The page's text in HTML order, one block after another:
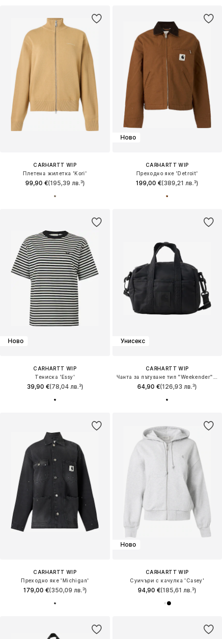
CARHARTT WIP
Плетена жилетка 'Kori'
99,90 €(195,39 лв.³)
Ново
CARHARTT WIP
Преходно яке 'Detroit'
199,00 €(389,21 лв.³)
Ново
CARHARTT WIP
Тениска 'Essy'
39,90 €(78,04 лв.³)
Унисекс
CARHARTT WIP
64,90 €(126,93 лв.³)
CARHARTT WIP
Преходно яке 'Michigan'
179,00 €(350,09 лв.³)
Ново
CARHARTT WIP
Суичъри с качулка 'Casey'
94,90 €(185,61 лв.³)